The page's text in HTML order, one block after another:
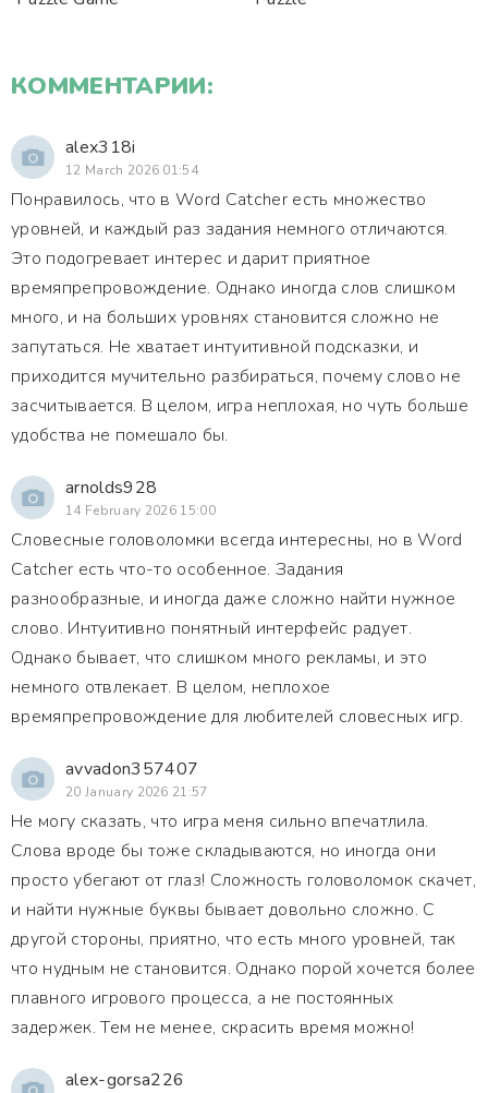
КОММЕНТАРИИ:
alex318i
12 March 2026 01:54
Понравилось, что в Word Catcher есть множество
уровней, и каждый раз задания немного отличаются.
Это подогревает интерес и дарит приятное
времяпрепровождение. Однако иногда слов слишком
много, и на больших уровнях становится сложно не
запутаться. Не хватает интуитивной подсказки, и
приходится мучительно разбираться, почему слово не
засчитывается. В целом, игра неплохая, но чуть больше
удобства не помешало бы.
arnolds928
14 February 2026 15:00
Словесные головоломки всегда интересны, но в Word
Catcher есть что-то особенное. Задания
разнообразные, и иногда даже сложно найти нужное
слово. Интуитивно понятный интерфейс радует.
Однако бывает, что слишком много рекламы, и это
немного отвлекает. В целом, неплохое
времяпрепровождение для любителей словесных игр.
avvadon357407
20 January 2026 21:57
Не могу сказать, что игра меня сильно впечатлила.
Слова вроде бы тоже складываются, но иногда они
просто убегают от глаз! Сложность головоломок скачет,
и найти нужные буквы бывает довольно сложно. С
другой стороны, приятно, что есть много уровней, так
что нудным не становится. Однако порой хочется более
плавного игрового процесса, а не постоянных
задержек. Тем не менее, скрасить время можно!
alex-gorsa226